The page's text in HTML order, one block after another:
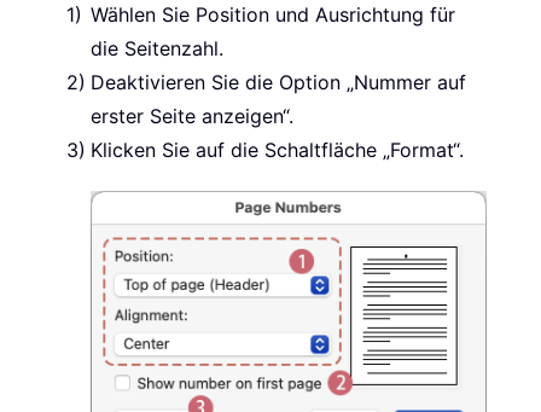
Wählen Sie Position und Ausrichtung für
die Seitenzahl.
Deaktivieren Sie die Option „Nummer auf
erster Seite anzeigen“.
Klicken Sie auf die Schaltfläche „Format“.